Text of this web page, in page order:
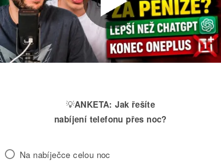
💡ANKETA: Jak řešíte
nabíjení telefonu přes noc?
Na nabíječce celou noc